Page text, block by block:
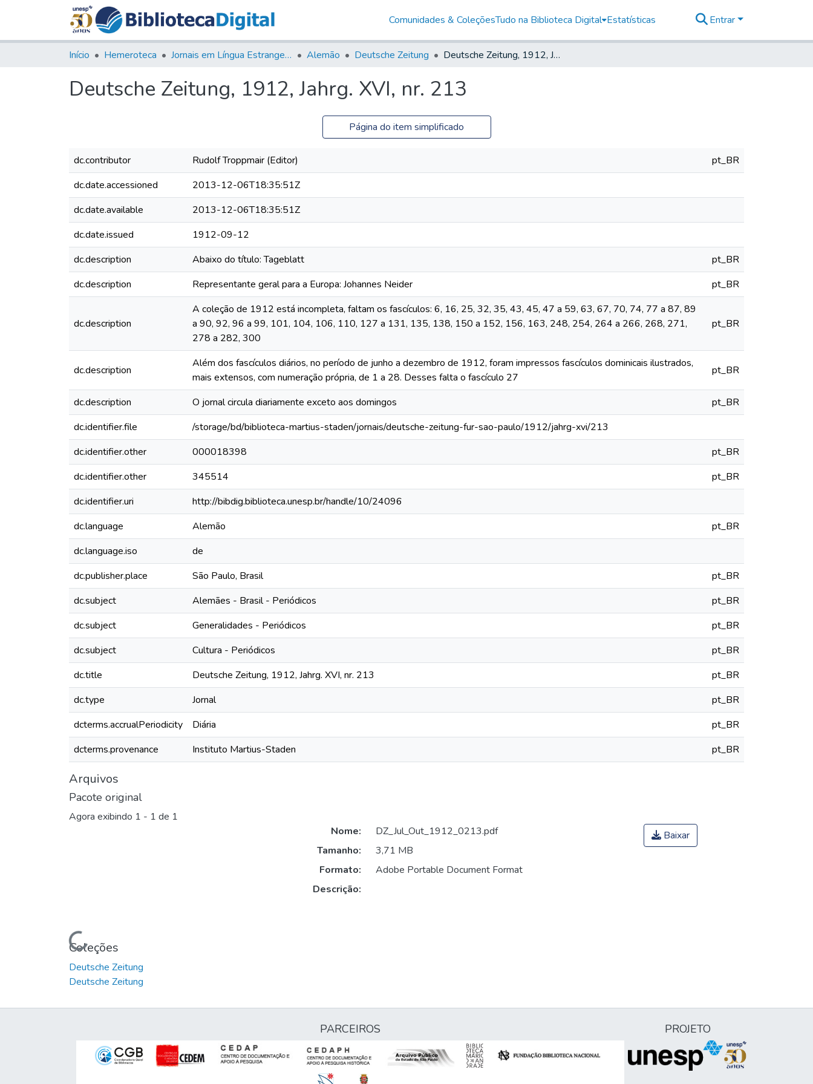
Comunidades & ColeçõesTudo na Biblioteca Digital Estatísticas Entrar
Início Hemeroteca Jornais em Língua Estrangeira Alemão Deutsche Zeitung Deutsche Zeitung, 1912, Jahrg. XVI, nr. 213
Deutsche Zeitung, 1912, Jahrg. XVI, nr. 213
Página do item simplificado
dc.contributor Rudolf Troppmair (Editor)
pt_BR
dc.date.accessioned
2013-12-06T18:35:51Z
dc.date.available
2013-12-06T18:35:51Z
dc.date.issued
1912-09-12
dc.description
Abaixo do título: Tageblatt
pt_BR
dc.description
Representante geral para a Europa: Johannes Neider pt_BR
dc.description
A coleção de 1912 está incompleta, faltam os fascículos: 6, 16, 25, 32, 35, 43, 45, 47 a 59, 63, 67, 70, 74, 77 a 87, 89
a 90, 92, 96 a 99, 101, 104, 106, 110, 127 a 131, 135, 138, 150 a 152, 156, 163, 248, 254, 264 a 266, 268, 271,
278 a 282, 300
pt_BR
dc.description
Além dos fascículos diários, no período de junho a dezembro de 1912, foram impressos fascículos dominicais ilustrados,
mais extensos, com numeração própria, de 1 a 28. Desses falta o fascículo 27
pt_BR
dc.description O jornal circula diariamente exceto aos domingos
pt_BR
dc.identifier.file
/storage/bd/biblioteca-martius-staden/jornais/deutsche-zeitung-fur-sao-paulo/1912/jahrg-xvi/213
dc.identifier.other
000018398
pt_BR
dc.identifier.other
345514
pt_BR
dc.identifier.uri
http://bibdig.biblioteca.unesp.br/handle/10/24096
dc.language
Alemão
pt_BR
dc.language.iso
de
dc.publisher.place
São Paulo, Brasil
pt_BR
dc.subject
Alemães - Brasil - Periódicos
pt_BR
dc.subject
Generalidades - Periódicos
pt_BR
dc.subject
Cultura - Periódicos
pt_BR
dc.title
Deutsche Zeitung, 1912, Jahrg. XVI, nr. 213
pt_BR
dc.type
Jornal
pt_BR
dcterms.accrualPeriodicity
Diária
pt_BR
dcterms.provenance
Instituto Martius-Staden pt_BR
Arquivos
Pacote original
Agora exibindo 1 - 1 de 1
Carregando...
Nome:
DZ_Jul_Out_1912_0213.pdf
Tamanho:
3,71 MB
Formato:
Adobe Portable Document Format
Descrição:
Baixar
Coleções
Deutsche Zeitung
Deutsche Zeitung
PARCEIROS PROJETO